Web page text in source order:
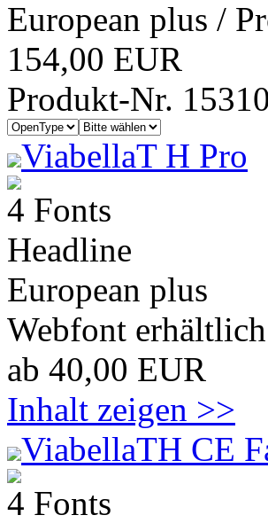
European plus /
154,00 EUR
Produkt-Nr.
ViabellaT H Pro
4 Fonts
Headline
European plus
Webfont erhältlich
ab 40,00 EUR
Inhalt zeigen >>
ViabellaTH CE
4 Fonts